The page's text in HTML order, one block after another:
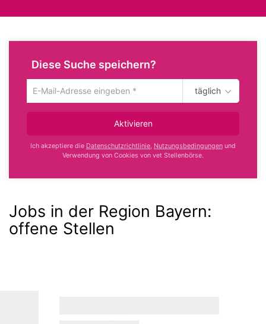
Diese Suche speichern?
Um
die
zu
speichern
deine
ein
täglich
Aktivieren
Ich akzeptiere die Datenschutzrichtlinie, Nutzungsbedingungen und
Verwendung von Cookies von vet Stellenbörse.
Jobs in der Region Bayern:
offene Stellen